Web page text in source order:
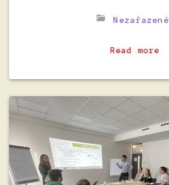
Nezařazené
Read more